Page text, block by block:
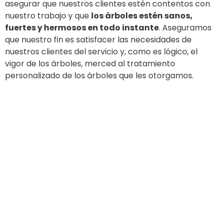
asegurar que nuestros clientes estén contentos con
nuestro trabajo y que los árboles estén sanos,
fuertes y hermosos en todo instante. Aseguramos
que nuestro fin es satisfacer las necesidades de
nuestros clientes del servicio y, como es lógico, el
vigor de los árboles, merced al tratamiento
personalizado de los árboles que les otorgamos.